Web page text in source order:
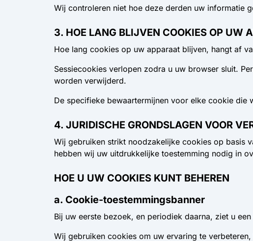
Wij controleren niet hoe deze derden uw informatie
3. HOE LANG BLIJVEN COOKIES OP UW
Hoe lang cookies op uw apparaat blijven, hangt af
Sessiecookies verlopen zodra u uw browser sluit.
worden verwijderd.
De specifieke bewaartermijnen voor elke cookie
4. JURIDISCHE GRONDSLAGEN VOOR
Wij gebruiken strikt noodzakelijke cookies op basis
hebben wij uw uitdrukkelijke toestemming nodig in
HOE U UW COOKIES KUNT BEHEREN
a. Cookie-toestemmingsbanner
Bij uw eerste bezoek, en periodiek daarna, ziet u
Wij gebruiken cookies om uw ervaring te